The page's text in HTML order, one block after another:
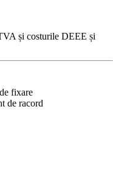
și costurile DEEE și
fixare
de racord